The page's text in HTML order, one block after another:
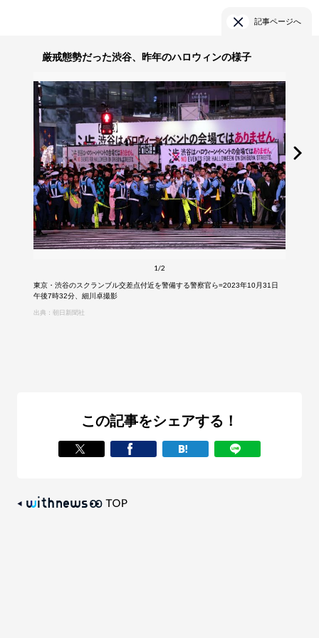
記事ページへ
厳戒態勢だった渋谷、昨年のハロウィンの様子
1/2
東京・渋谷のスクランブル交差点付近を警備する警察官ら=2023年10月31日
午後7時32分、細川卓撮影
出典：朝日新聞社
この記事をシェアする！